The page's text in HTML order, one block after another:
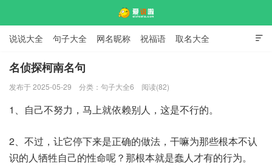

说说大全 句子大全 网名昵称 祝福语 取名大全
标语口号 签名大全
名侦探柯南名句
发布于 2025-05-29 分类： 句子大全6 阅读(82)
1、自己不努力，马上就依赖别人，这是不行的。
2、不过，让它停下来是正确的做法，干嘛为那些根本不认
识的人牺牲自己的性命呢？那根本就是蠢人才有的行为。